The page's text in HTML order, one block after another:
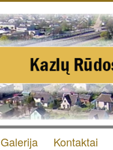
Galerija Kontaktai